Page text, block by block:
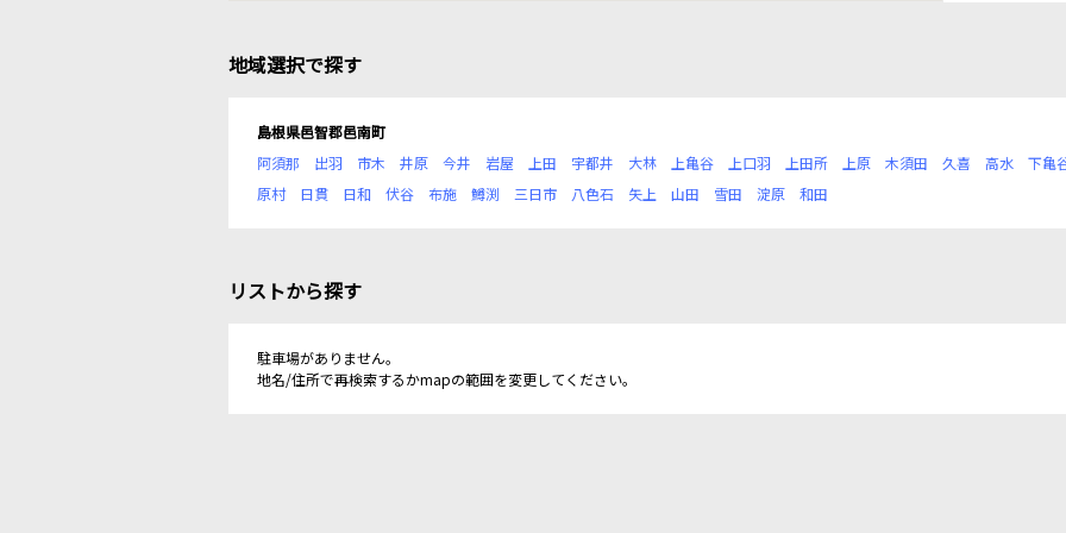
地域選択で探す
島根県邑智郡邑南町
阿須那
出羽 市木 井原 今井 岩屋 上田 宇都井 大林 上亀谷 上口羽 上田所 上原 木須田 久喜 高水 下亀
原村
日貫 日和 伏谷 布施 鱒渕 三日市 八色石 矢上 山田 雪田 淀原 和田
リストから探す
駐車場がありません。
地名/住所で再検索するかmapの範囲を変更してください。